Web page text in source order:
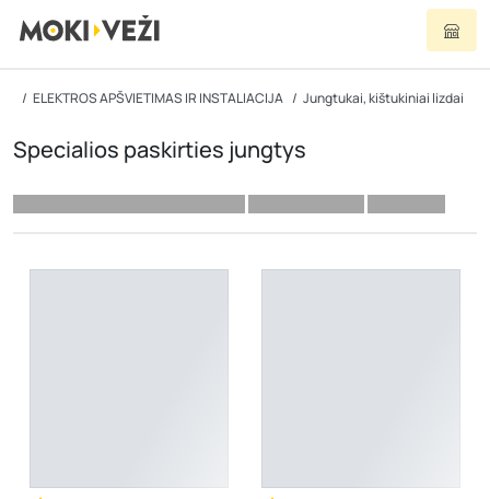
ELEKTROS APŠVIETIMAS IR INSTALIACIJA Jungtukai, kištukiniai lizdai
Specialios paskirties jungtys